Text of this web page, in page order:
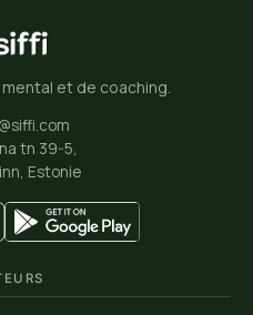
ordre, où
monde.
un
favoriser
de
et de coaching.
tn 39-5,
Estonie